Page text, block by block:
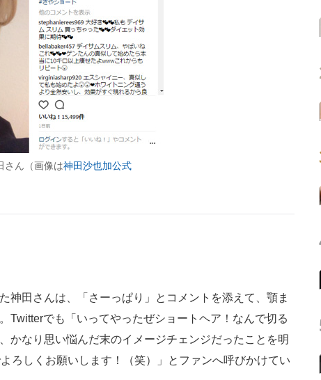
さん（画像は神田沙也加公式
田さんは、「さーっぱり」とコメントを添えて、顎ま
Twitterでも「いってやったぜショートヘア！なんで切る
かなり思い悩んだ末のイメージチェンジだったことを明
ろしくお願いします！（笑）」とファンへ呼びかけてい